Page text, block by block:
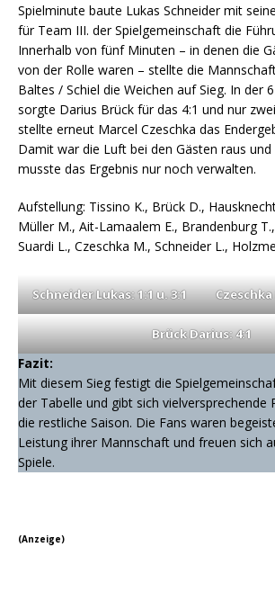
Spielminute baute Lukas Schneider mit
für Team III. der Spielgemeinschaft die
Innerhalb von fünf Minuten – in denen die
von der Rolle waren – stellte die
Baltes / Schiel die Weichen auf Sieg. In der
sorgte Darius Brück für das 4:1 und nur
stellte erneut Marcel Czeschka das
Damit war die Luft bei den Gästen raus und
musste das Ergebnis nur noch verwalten.
Aufstellung: Tissino K., Brück D.,
Müller M., Ait-Lamaalem E., Brandenburg
Suardi L., Czeschka M., Schneider L.,
Schneider Lukas: 1:1 u. 3:1 Czeschka
Brück Darius: 4:1
Fazit:
Mit diesem Sieg festigt die
der Tabelle und gibt sich vielversprechende
die restliche Saison. Die Fans waren
Leistung ihrer Mannschaft und freuen sich
Spiele.
(Anzeige)